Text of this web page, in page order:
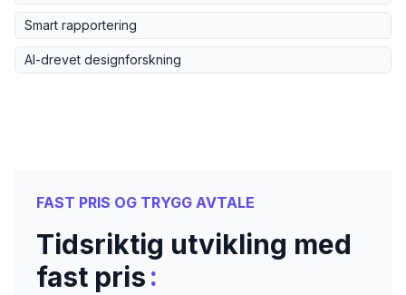
Smart rapportering
AI-drevet designforskning
FAST PRIS OG TRYGG AVTALE
Tidsriktig utvikling med
fast pris: